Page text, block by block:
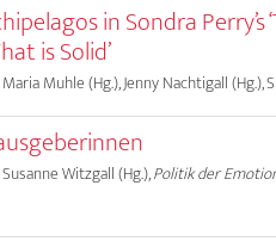
in Sondra Perry’s
is Solid’
Muhle (Hg.), Jenny Nachtigall (Hg.),
Witzgall (Hg.),Politik der